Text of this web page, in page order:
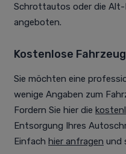
Schrottautos oder die Alt-
angeboten.
Kostenlose
Sie möchten eine
wenige Angaben zum
Fordern Sie hier die
Entsorgung Ihres
Einfach hier anfragen und